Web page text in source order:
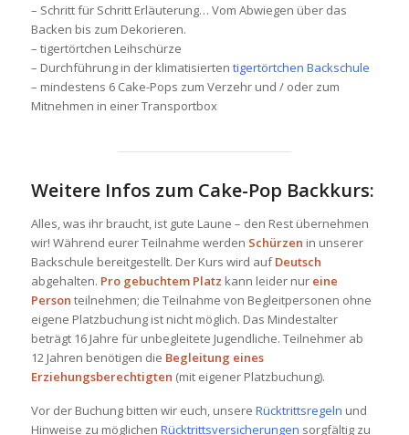
– Schritt für Schritt Erläuterung… Vom Abwiegen über das
Backen bis zum Dekorieren.
– tigertörtchen Leihschürze
– Durchführung in der klimatisierten tigertörtchen Backschule
– mindestens 6 Cake-Pops zum Verzehr und / oder zum
Mitnehmen in einer Transportbox
Weitere Infos zum Cake-Pop Backkurs:
Alles, was ihr braucht, ist gute Laune – den Rest übernehmen
wir! Während eurer Teilnahme werden Schürzen in unserer
Backschule bereitgestellt. Der Kurs wird aufDeutsch
abgehalten. Pro gebuchtem Platz kann leider nur eine
Person teilnehmen; die Teilnahme von Begleitpersonen ohne
eigene Platzbuchung ist nicht möglich. Das Mindestalter
beträgt 16 Jahre für unbegleitete Jugendliche. Teilnehmer ab
12 Jahren benötigen die Begleitung eines
Erziehungsberechtigten (mit eigener Platzbuchung).
Vor der Buchung bitten wir euch, unsere Rücktrittsregeln und
Hinweise zu möglichen Rücktrittsversicherungen sorgfältig zu